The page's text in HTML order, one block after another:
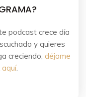
podcast crece día
y quieres
creciendo, déjame
aquí.